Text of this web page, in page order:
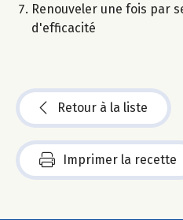
Renouveler une fois par
d'efficacité
Retour à la liste
Imprimer la recette